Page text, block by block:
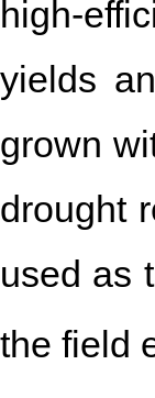
high-
yields
grown
drought
used as
the field